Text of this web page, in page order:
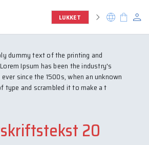
LUKKET chevron_right language shopping_bag person
dummy text of the printing and
Ipsum has been the industry's
since the 1500s, when an unknown
type and scrambled it to make a t
20